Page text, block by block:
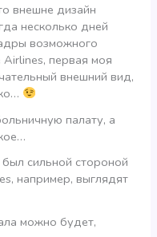
внешне дизайн
несколько дней
возможного
Airlines, первая моя
внешний вид,
палату, а
сильной стороной
например, выглядят
можно будет,